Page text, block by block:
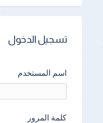
تسجيل الدخول
اسم المستخدم
كلمة المرور